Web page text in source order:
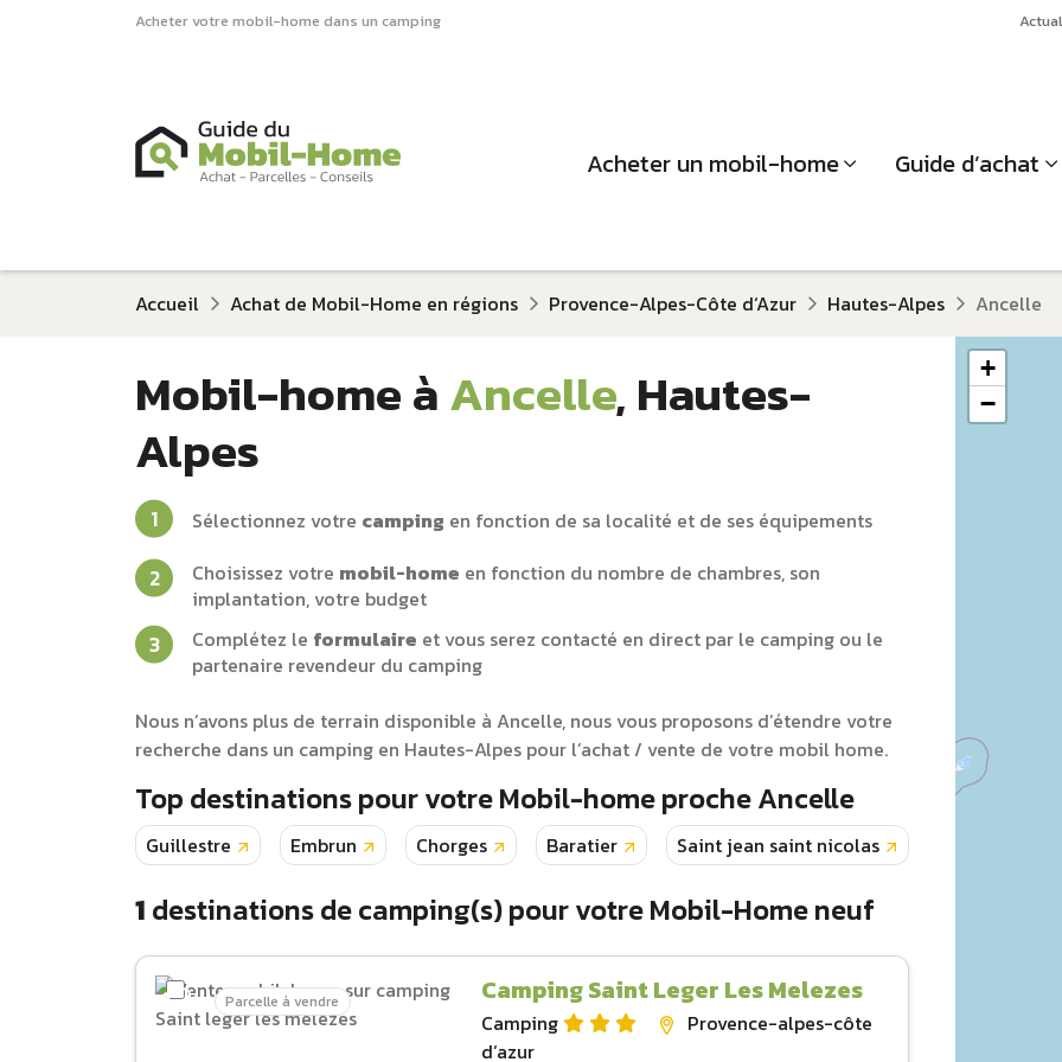
Acheter votre mobil-home dans un camping
Acheter un mobil-home Guide d’achat
Accueil Achat de Mobil-Home en régions Provence-Alpes-Côte d‘Azur Hautes-Alpes Ancelle
+
−
Mobil-home àAncelle, Hautes-
Alpes
Sélectionnez votre camping en fonction de sa localité et de ses équipements
Choisissez votre mobil-home en fonction du nombre de chambres, son
implantation, votre budget
Complétez le formulaire et vous serez contacté en direct par le camping ou le
partenaire revendeur du camping
Nous n’avons plus de terrain disponible à Ancelle, nous vous proposons d’étendre votre
recherche dans un camping en Hautes-Alpes pour l’achat / vente de votre mobil home.
Top destinations pour votre Mobil-home proche Ancelle
Guillestre Embrun Chorges Baratier Saint jean saint nicolas
1 destinations de camping(s) pour votre Mobil-Home neuf
Parcelle à vendre Camping Saint Leger Les Melezes
Camping
Provence-alpes-côte
d‘azur